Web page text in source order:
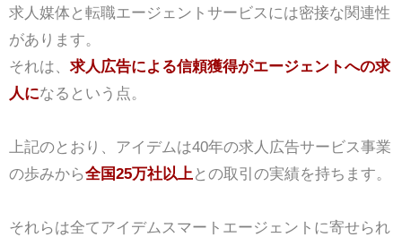
求人媒体と転職エージェントサービスには密接な関連性
があります。
それは、 求人広告による信頼獲得がエージェントへの求
人になるという点。
上記のとおり、アイデムは40年の求人広告サービス事業
の歩みから全国25万社以上 との取引の実績を持ちます。
それらは全てアイデムスマートエージェントに寄せられ